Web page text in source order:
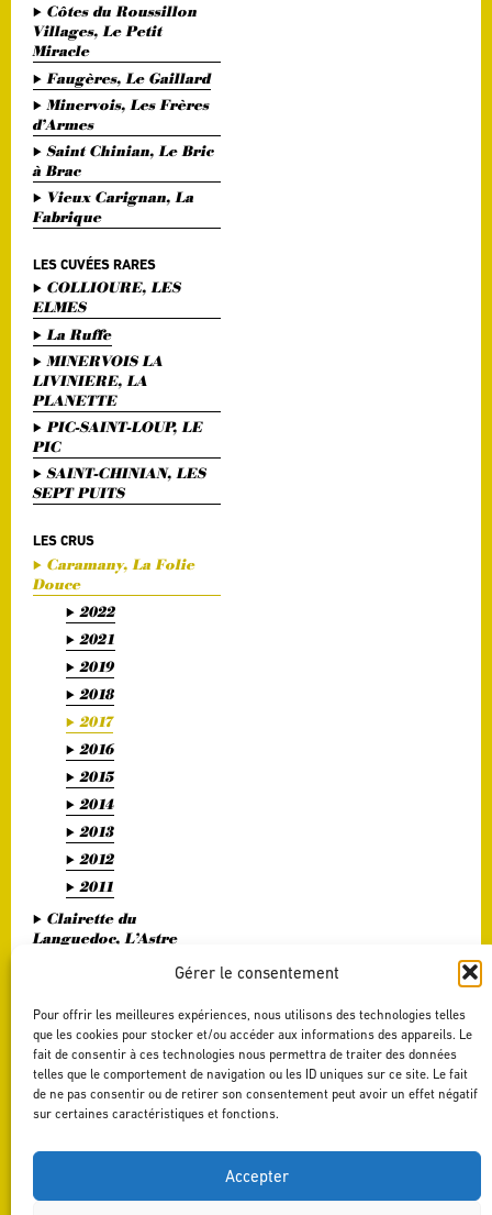
Gérer le consentement
Pour offrir les meilleures expériences, nous utilisons des technologies telles
que les cookies pour stocker et/ou accéder aux informations des appareils. Le
fait de consentir à ces technologies nous permettra de traiter des données
telles que le comportement de navigation ou les ID uniques sur ce site. Le fait
de ne pas consentir ou de retirer son consentement peut avoir un effet négatif
sur certaines caractéristiques et fonctions.
Accepter
Côtes du Roussillon
Villages, Le Petit
Miracle
Faugères, Le Gaillard
Minervois, Les Frères
d’Armes
Saint Chinian, Le Bric
à Brac
Vieux Carignan, La
Fabrique
LES CUVÉES RARES
COLLIOURE, LES
ELMES
La Ruffe
MINERVOIS LA
LIVINIERE, LA
PLANETTE
PIC-SAINT-LOUP, LE
PIC
SAINT-CHINIAN, LES
SEPT PUITS
LES CRUS
Caramany, La Folie
Douce
2022
2021
2019
2018
2017
2016
2015
2014
2013
2012
2011
Clairette du
Languedoc, L’Astre
Haute Vallée de l'Orb,
Pézenas, Entre Amis
Saint Chinian, Le
Saint Festin Blanc
Terrasses du Larzac,
L'Art du Vers
Terrasses du Larzac,